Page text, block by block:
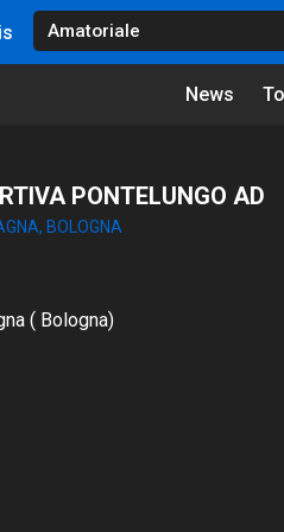
News
PONTELUNGO AD
BOLOGNA
( Bologna)